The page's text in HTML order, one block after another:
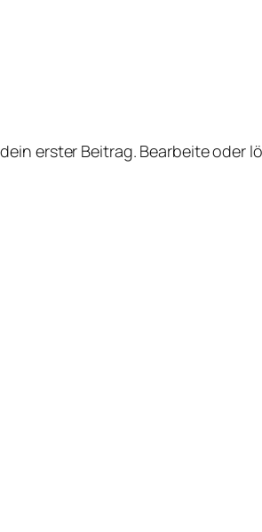
erster Beitrag. Bearbeite oder